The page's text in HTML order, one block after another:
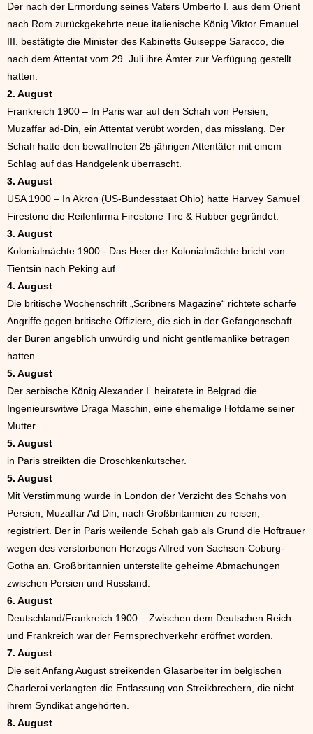
Der nach der Ermordung seines Vaters Umberto I. aus dem Orient
nach Rom zurückgekehrte neue italienische König Viktor Emanuel
III. bestätigte die Minister des Kabinetts Guiseppe Saracco, die
nach dem Attentat vom 29. Juli ihre Ämter zur Verfügung gestellt
hatten.
2. August
Frankreich 1900 – In Paris war auf den Schah von Persien,
Muzaffar ad-Din, ein Attentat verübt worden, das misslang. Der
Schah hatte den bewaffneten 25-jährigen Attentäter mit einem
Schlag auf das Handgelenk überrascht.
3. August
USA 1900 – In Akron (US-Bundesstaat Ohio) hatte Harvey Samuel
Firestone die Reifenfirma Firestone Tire & Rubber gegründet.
3. August
Kolonialmächte 1900 - Das Heer der Kolonialmächte bricht von
Tientsin nach Peking auf
4. August
Die britische Wochenschrift „Scribners Magazine“ richtete scharfe
Angriffe gegen britische Offiziere, die sich in der Gefangenschaft
der Buren angeblich unwürdig und nicht gentlemanlike betragen
hatten.
5. August
Der serbische König Alexander I. heiratete in Belgrad die
Ingenieurswitwe Draga Maschin, eine ehemalige Hofdame seiner
Mutter.
5. August
in Paris streikten die Droschkenkutscher.
5. August
Mit Verstimmung wurde in London der Verzicht des Schahs von
Persien, Muzaffar Ad Din, nach Großbritannien zu reisen,
registriert. Der in Paris weilende Schah gab als Grund die Hoftrauer
wegen des verstorbenen Herzogs Alfred von Sachsen-Coburg-
Gotha an. Großbritannien unterstellte geheime Abmachungen
zwischen Persien und Russland.
6. August
Deutschland/Frankreich 1900 – Zwischen dem Deutschen Reich
und Frankreich war der Fernsprechverkehr eröffnet worden.
7. August
Die seit Anfang August streikenden Glasarbeiter im belgischen
Charleroi verlangten die Entlassung von Streikbrechern, die nicht
ihrem Syndikat angehörten.
8. August